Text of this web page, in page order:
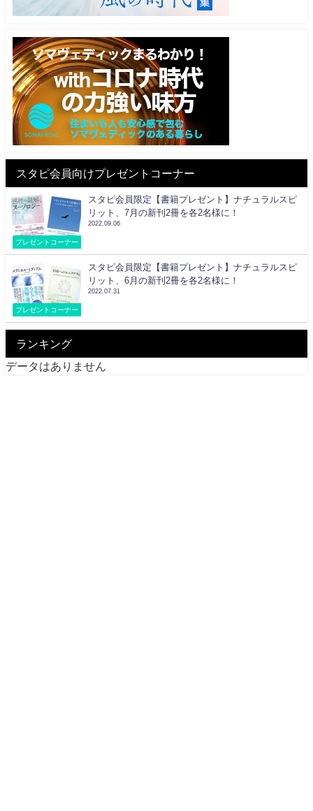
スタピ会員向けプレゼントコーナー
プレゼントコーナー
スタピ会員限定【書籍プレゼント】ナチュラルスピ
リット、7月の新刊2冊を各2名様に！
2022.09.06
プレゼントコーナー
スタピ会員限定【書籍プレゼント】ナチュラルスピ
リット、6月の新刊2冊を各2名様に！
2022.07.31
ランキング
データはありません